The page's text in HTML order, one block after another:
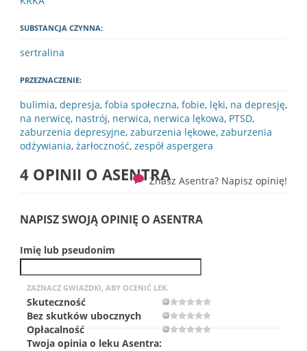
SUBSTANCJA CZYNNA:
sertralina
PRZEZNACZENIE:
bulimia, depresja, fobia społeczna, fobie, lęki, na depresję,
na nerwicę, nastrój, nerwica, nerwica lękowa, PTSD,
zaburzenia depresyjne, zaburzenia lękowe, zaburzenia
odżywiania, żarłoczność, zespół aspergera
4 OPINII O ASENTRAZnasz Asentra? Napisz opinię!
NAPISZ SWOJĄ OPINIĘ O ASENTRA
Twoja opinia o leku Asentra:
Imię lub pseudonim
ZAZNACZ GWIAZDKI, ABY OCENIĆ LEK.
Skuteczność
Bez skutków ubocznych
Opłacalność